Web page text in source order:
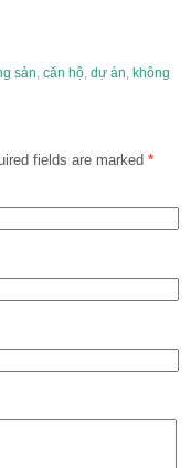
sản căn hộ dự án không
fields are marked *